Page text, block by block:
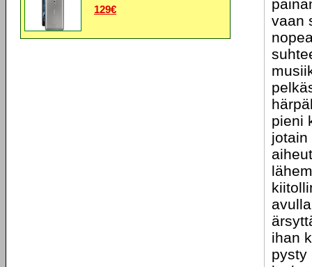
vaan
pieni
jotain
ihan
pysty
129€